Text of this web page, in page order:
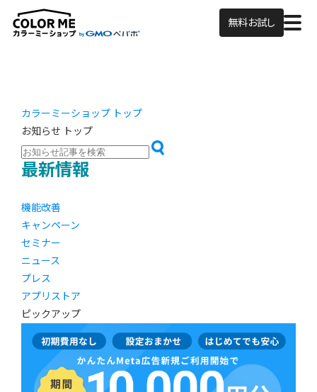
無料お試し
カラーミーショップ トップ
お知らせ トップ
最新情報
機能改善
キャンペーン
セミナー
ニュース
プレス
アプリストア
ピックアップ